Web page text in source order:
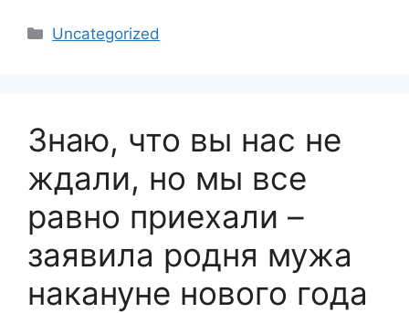
Categories
Uncategorized
Знаю, что вы нас не
ждали, но мы все
равно приехали –
заявила родня мужа
накануне нового года